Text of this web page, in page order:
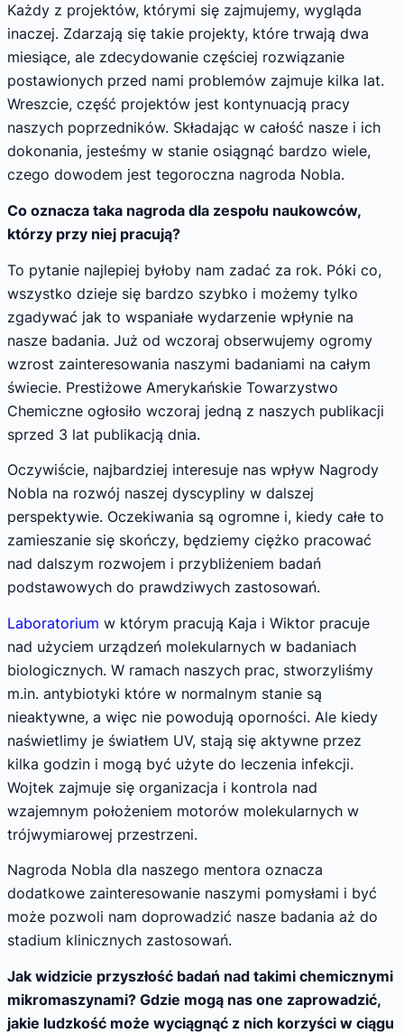
Każdy z projektów, którymi się zajmujemy, wygląda
inaczej. Zdarzają się takie projekty, które trwają dwa
miesiące, ale zdecydowanie częściej rozwiązanie
postawionych przed nami problemów zajmuje kilka lat.
Wreszcie, część projektów jest kontynuacją pracy
naszych poprzedników. Składając w całość nasze i ich
dokonania, jesteśmy w stanie osiągnąć bardzo wiele,
czego dowodem jest tegoroczna nagroda Nobla.
Co oznacza taka nagroda dla zespołu naukowców,
którzy przy niej pracują?
To pytanie najlepiej byłoby nam zadać za rok. Póki co,
wszystko dzieje się bardzo szybko i możemy tylko
zgadywać jak to wspaniałe wydarzenie wpłynie na
nasze badania. Już od wczoraj obserwujemy ogromy
wzrost zainteresowania naszymi badaniami na całym
świecie. Prestiżowe Amerykańskie Towarzystwo
Chemiczne ogłosiło wczoraj jedną z naszych publikacji
sprzed 3 lat publikacją dnia.
Oczywiście, najbardziej interesuje nas wpływ Nagrody
Nobla na rozwój naszej dyscypliny w dalszej
perspektywie. Oczekiwania są ogromne i, kiedy całe to
zamieszanie się skończy, będziemy ciężko pracować
nad dalszym rozwojem i przybliżeniem badań
podstawowych do prawdziwych zastosowań.
Laboratorium w którym pracują Kaja i Wiktor pracuje
nad użyciem urządzeń molekularnych w badaniach
biologicznych. W ramach naszych prac, stworzyliśmy
m.in. antybiotyki które w normalnym stanie są
nieaktywne, a więc nie powodują oporności. Ale kiedy
naświetlimy je światłem UV, stają się aktywne przez
kilka godzin i mogą być użyte do leczenia infekcji.
Wojtek zajmuje się organizacja i kontrola nad
wzajemnym położeniem motorów molekularnych w
trójwymiarowej przestrzeni.
Nagroda Nobla dla naszego mentora oznacza
dodatkowe zainteresowanie naszymi pomysłami i być
może pozwoli nam doprowadzić nasze badania aż do
stadium klinicznych zastosowań.
Jak widzicie przyszłość badań nad takimi chemicznymi
mikromaszynami? Gdzie mogą nas one zaprowadzić,
jakie ludzkość może wyciągnąć z nich korzyści w ciągu